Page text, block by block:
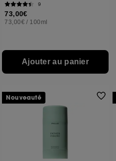
9
73,00€
73,00€ / 100ml
Ajouter au panier
Nouveauté